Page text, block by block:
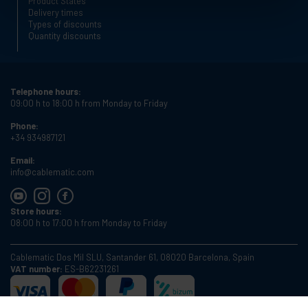
Delivery times
Types of discounts
Quantity discounts
Telephone hours:
09:00 h to 18:00 h from Monday to Friday
Phone:
+34 934987121
Email:
info@cablematic.com
Store hours:
08:00 h to 17:00 h from Monday to Friday
Cablematic Dos Mil SLU, Santander 61, 08020 Barcelona, Spain
VAT number: ES-B62231261